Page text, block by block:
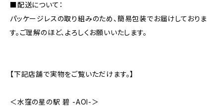
■配送について：
パッケージレスの取り組みのため、簡易包装でお届けしておりま
す。ご理解のほど、よろしくお願いいたします。
【下記店舗で実物をご覧いただけます。】
＜水窪の星の駅 碧 -AOI-＞